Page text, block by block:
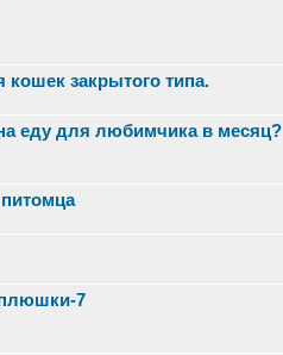
кошек закрытого типа.
еду для любимчика в месяц?
7